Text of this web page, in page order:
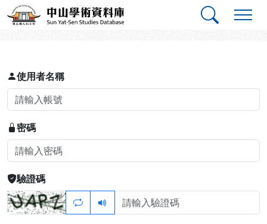
跳到主要內容
中山學術資料庫
登入
使用者名稱
密碼
驗證碼